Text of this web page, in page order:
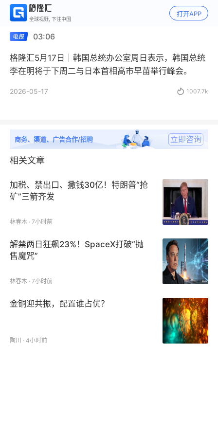
全球视野, 下注中国
打开APP
03:06
格隆汇5月17日｜韩国总统办公室周日表示，韩国总统
李在明将于下周二与日本首相高市早苗举行峰会。
2026-05-17  1007.7k
商务、渠道、广告合作/招聘 立即咨询
相关文章
加税、禁出口、撒钱30亿！特朗普“抢
矿”三箭齐发
林春木 · 7小时前
解禁两日狂飙23%！SpaceX打破“抛
售魔咒”
林春木 · 7小时前
金铜迎共振，配置谁占优？
陶川 · 4小时前